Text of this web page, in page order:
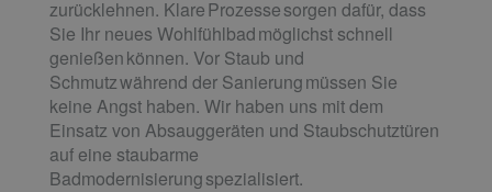
zurücklehnen. Klare Prozesse sorgen dafür, dass
Sie Ihr neues Wohlfühlbad möglichst schnell
genießen können. Vor Staub und
Schmutz während der Sanierung müssen Sie
keine Angst haben. Wir haben uns mit dem
Einsatz von Absauggeräten und Staubschutztüren
auf eine staubarme
Badmodernisierung spezialisiert.